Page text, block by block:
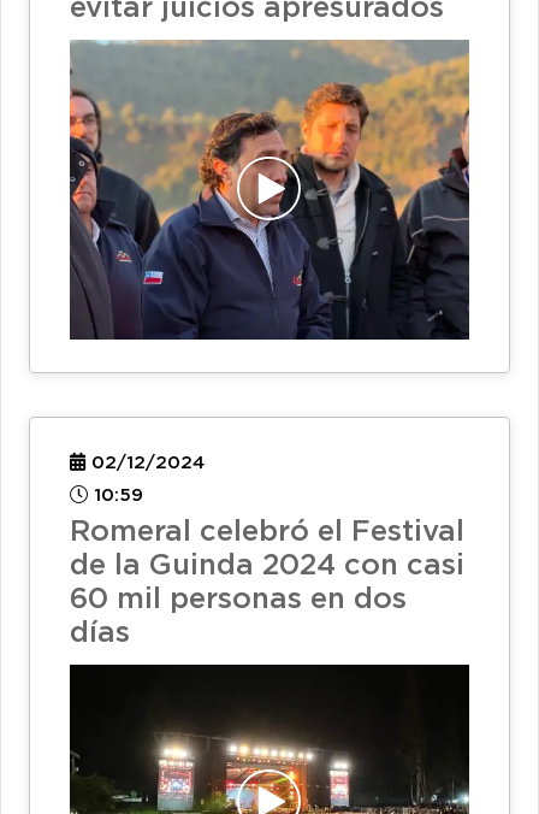
evitar juicios apresurados
02/12/2024
10:59
Romeral celebró el Festival
de la Guinda 2024 con casi
60 mil personas en dos
días